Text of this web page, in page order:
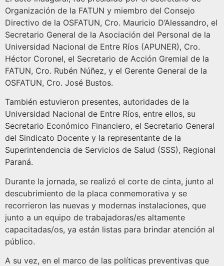
Organización de la FATUN y miembro del Consejo
Directivo de la OSFATUN, Cro. Mauricio D’Alessandro, el
Secretario General de la Asociación del Personal de la
Universidad Nacional de Entre Ríos (APUNER), Cro.
Héctor Coronel, el Secretario de Acción Gremial de la
FATUN, Cro. Rubén Núñez, y el Gerente General de la
OSFATUN, Cro. José Bustos.
También estuvieron presentes, autoridades de la
Universidad Nacional de Entre Ríos, entre ellos, su
Secretario Económico Financiero, el Secretario General
del Sindicato Docente y la representante de la
Superintendencia de Servicios de Salud (SSS), Regional
Paraná.
Durante la jornada, se realizó el corte de cinta, junto al
descubrimiento de la placa conmemorativa y se
recorrieron las nuevas y modernas instalaciones, que
junto a un equipo de trabajadoras/es altamente
capacitadas/os, ya están listas para brindar atención al
público.
A su vez, en el marco de las políticas preventivas que